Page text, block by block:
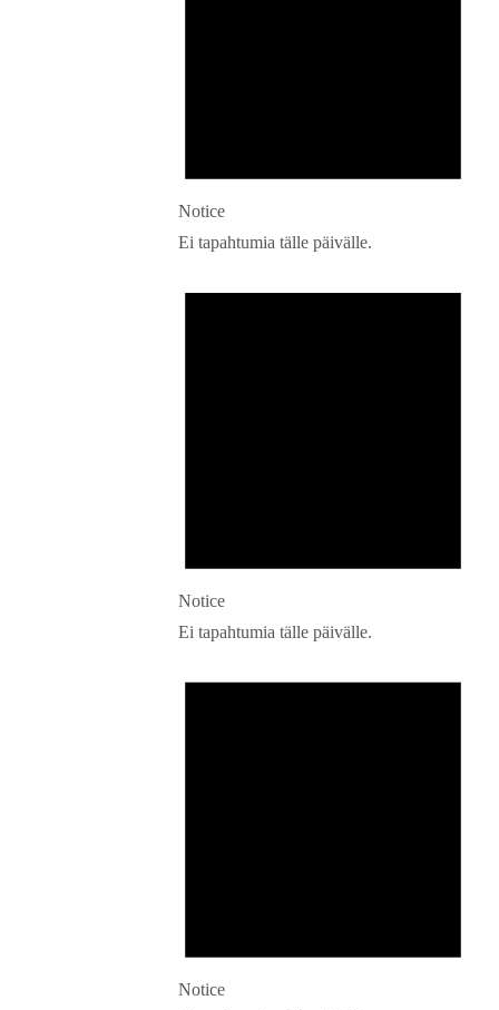
Notice
Ei tapahtumia tälle päivälle.
Notice
Ei tapahtumia tälle päivälle.
Notice